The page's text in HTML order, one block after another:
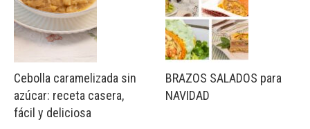
Cebolla caramelizada sin
azúcar: receta casera,
fácil y deliciosa
BRAZOS SALADOS para
NAVIDAD